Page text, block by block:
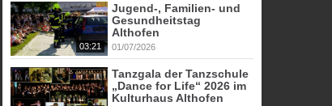
03:21
Jugend-, Familien- und
Gesundheitstag
Althofen
01/07/2026
Tanzgala der Tanzschule
„Dance for Life“ 2026 im
Kulturhaus Althofen